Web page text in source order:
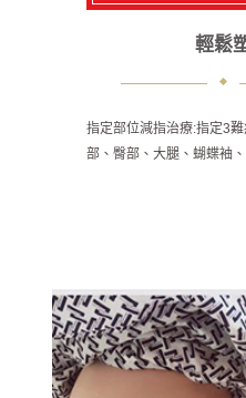
輕鬆
指定部位減指治療:指定3
部、臀部、大腿、蝴蝶袖